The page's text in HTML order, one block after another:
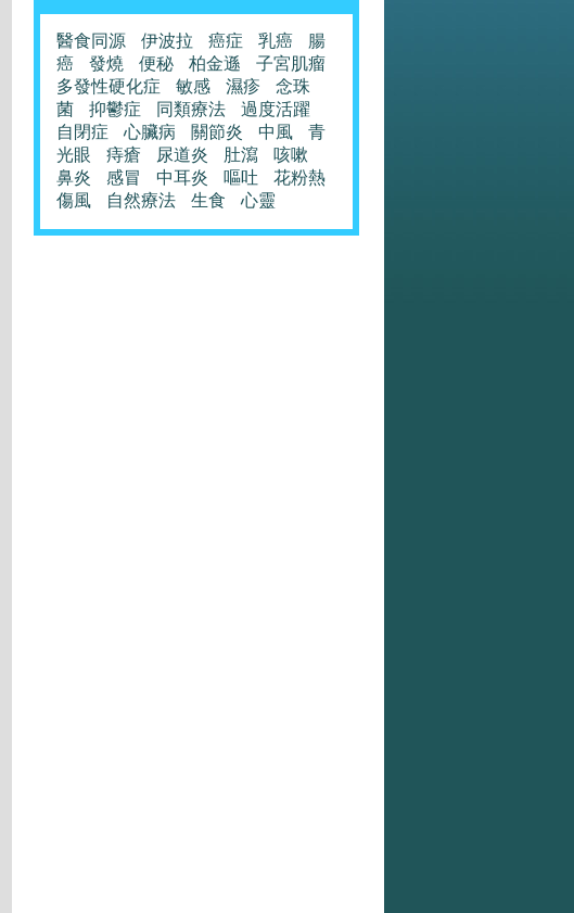
醫食同源 伊波拉 癌症 乳癌
腸
癌
發燒 便秘 柏金遜
子宮肌瘤
多發性硬化症
敏感 濕疹
念珠
菌
抑鬱症 同類療法
過度活躍
自閉症
心臟病 關節炎 中風
青
光眼
痔瘡 尿道炎 肚瀉
咳嗽
鼻炎
感冒 中耳炎 嘔吐
花粉熱
傷風
自然療法 生食 心靈